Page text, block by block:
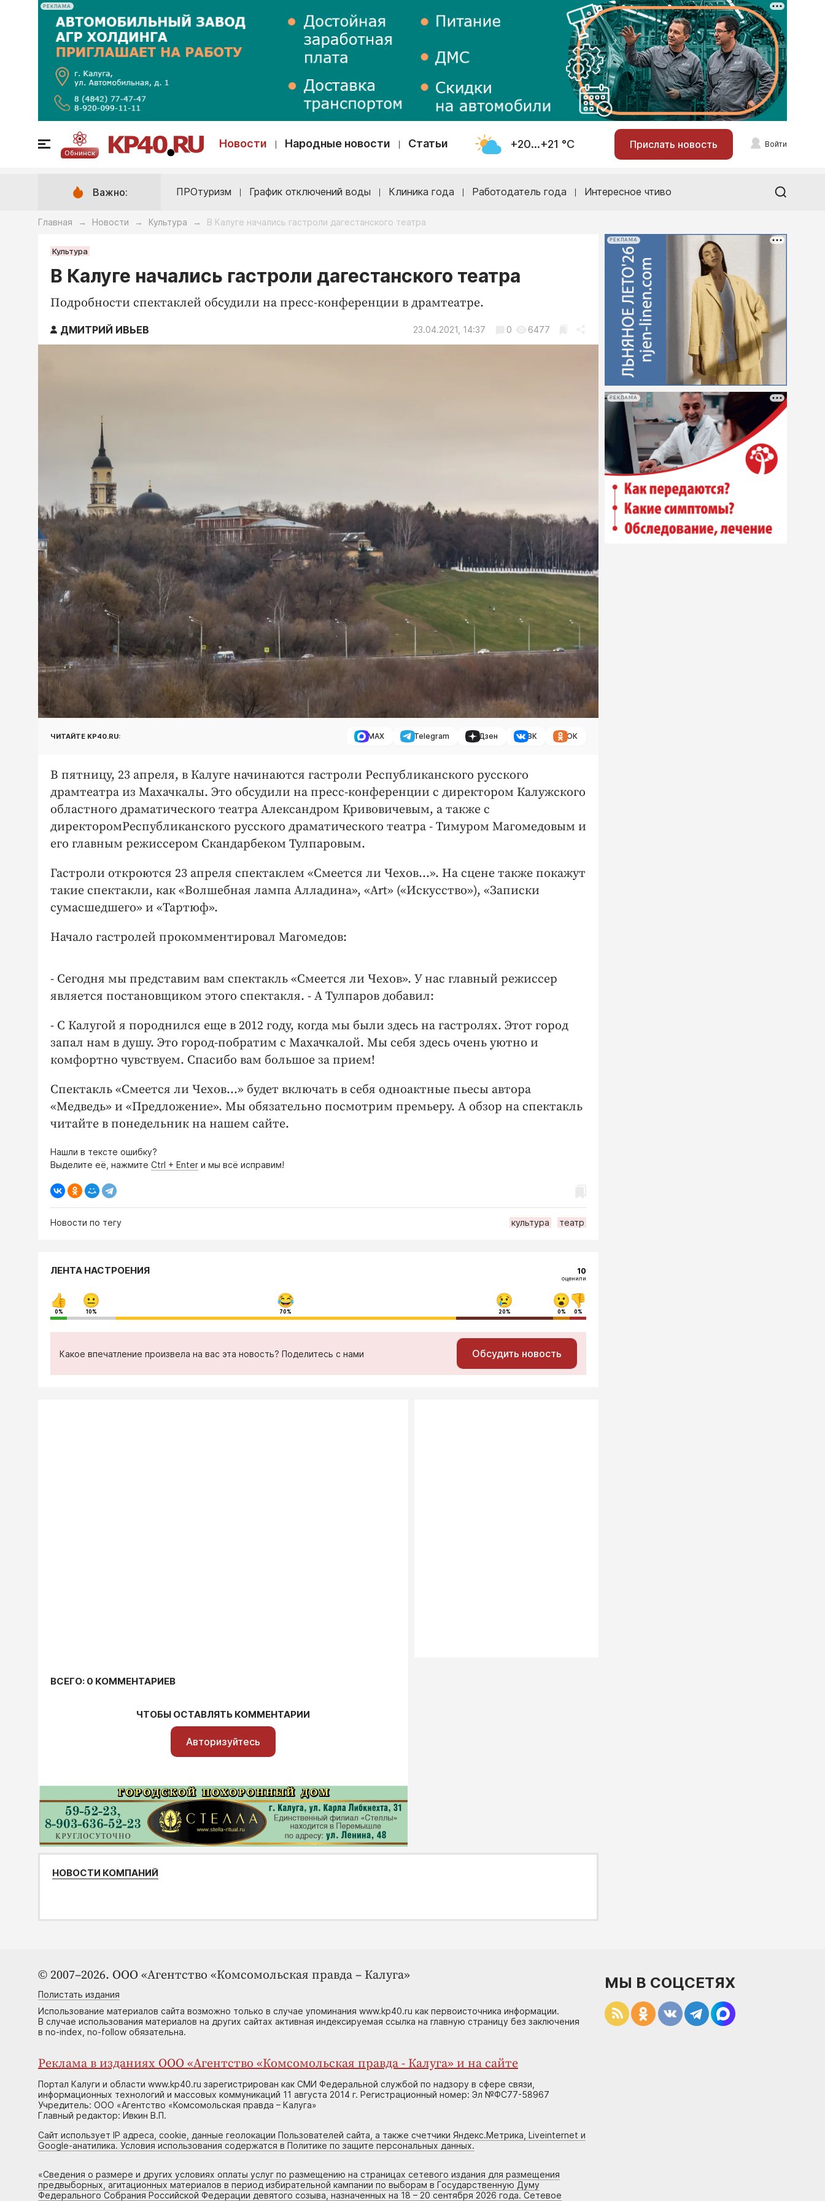
РЕКЛАМА
Обнинск
Новости Народные новости Статьи +20...+21 °С Прислать новость Войти
Важно: ПРОтуризм График отключений воды Клиника года Работодатель года Интересное чтиво
Главная → Новости → Культура → В Калуге начались гастроли дагестанского театра
Культура
В Калуге начались гастроли дагестанского театра
Подробности спектаклей обсудили на пресс-конференции в драмтеатре.
ДМИТРИЙ ИВЬЕВ 23.04.2021, 14:37 0 6477
ЧИТАЙТЕ KP40.RU: MAX Telegram Дзен ВК ОК
В пятницу, 23 апреля, в Калуге начинаются гастроли Республиканского русского
драмтеатра из Махачкалы. Это обсудили на пресс-конференции с директором Калужского
областного драматического театра Александром Кривовичевым, а также с
директоромРеспубликанского русского драматического театра - Тимуром Магомедовым и
его главным режиссером Скандарбеком Тулпаровым.
Гастроли откроются 23 апреля спектаклем «Смеется ли Чехов…». На сцене также покажут
такие спектакли, как «Волшебная лампа Алладина», «Art» («Искусство»), «Записки
сумасшедшего» и «Тартюф».
Начало гастролей прокомментировал Магомедов:
- Сегодня мы представим вам спектакль «Смеется ли Чехов». У нас главный режиссер
является постановщиком этого спектакля. - А Тулпаров добавил:
- С Калугой я породнился еще в 2012 году, когда мы были здесь на гастролях. Этот город
запал нам в душу. Это город-побратим с Махачкалой. Мы себя здесь очень уютно и
комфортно чувствуем. Спасибо вам большое за прием!
Спектакль «Смеется ли Чехов…» будет включать в себя одноактные пьесы автора
«Медведь» и «Предложение». Мы обязательно посмотрим премьеру. А обзор на спектакль
читайте в понедельник на нашем сайте.
Нашли в тексте ошибку?
Выделите её, нажмите Ctrl + Enter и мы всё исправим!
Новости по тегу культура театр
РЕКЛАМА
РЕКЛАМА
ЛЕНТА НАСТРОЕНИЯ 10
оценили
0% 10% 70% 20% 0% 0%
Какое впечатление произвела на вас эта новость? Поделитесь с нами Обсудить новость
ВСЕГО: 0 КОММЕНТАРИЕВ
ЧТОБЫ ОСТАВЛЯТЬ КОММЕНТАРИИ
Авторизуйтесь
НОВОСТИ КОМПАНИЙ
© 2007–2026. ООО «Агентство «Комсомольская правда – Калуга»
Полистать издания
Использование материалов сайта возможно только в случае упоминания www.kp40.ru как первоисточника информации.
В случае использования материалов на других сайтах активная индексируемая ссылка на главную страницу без заключения
в no-index, no-follow обязательна.
Реклама в изданиях ООО «Агентство «Комсомольская правда - Калуга» и на сайте
Портал Калуги и области www.kp40.ru зарегистрирован как СМИ Федеральной службой по надзору в сфере связи,
информационных технологий и массовых коммуникаций 11 августа 2014 г. Регистрационный номер: Эл №ФС77-58967
Учредитель: ООО «Агентство «Комсомольская правда – Калуга»
Главный редактор: Ивкин В.П.
Сайт использует IP адреса, cookie, данные геолокации Пользователей сайта, а также счетчики Яндекс.Метрика, Liveinternet и
Google-анатилика. Условия использования содержатся в Политике по защите персональных данных.
«Сведения о размере и других условиях оплаты услуг по размещению на страницах сетевого издания для размещения
предвыборных, агитационных материалов в период избирательной кампании по выборам в Государственную Думу
Федерального Собрания Российской Федерации девятого созыва, назначенных на 18 – 20 сентября 2026 года. Сетевое
МЫ В СОЦСЕТЯХ